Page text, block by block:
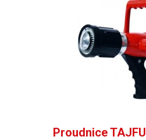
Proudnice